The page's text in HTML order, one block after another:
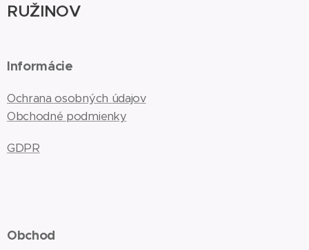
RUŽINOV
Informácie
Ochrana osobných údajov
Obchodné podmienky
GDPR
Obchod